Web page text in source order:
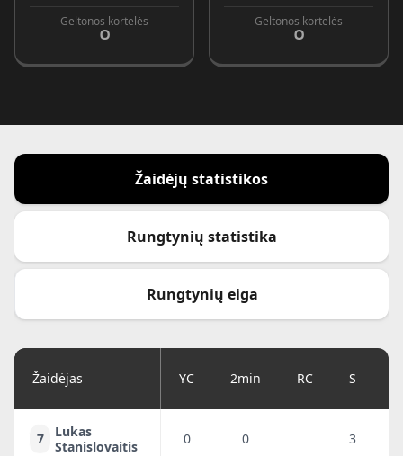
Geltonos kortelės
0
Geltonos kortelės
0
Žaidėjų statistikos
Rungtynių statistika
Rungtynių eiga
Žaidėjas YC 2min RC S
7
Lukas
Stanislovaitis
0 0 3